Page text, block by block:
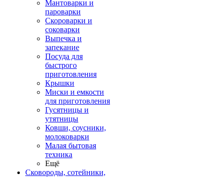
Мантоварки и
пароварки
Скороварки и
соковарки
Выпечка и
запекание
Посуда для
быстрого
приготовления
Крышки
Миски и емкости
для приготовления
Гусятницы и
утятницы
Ковши, соусники,
молоковарки
Малая бытовая
техника
Ещё
Сковороды, сотейники,